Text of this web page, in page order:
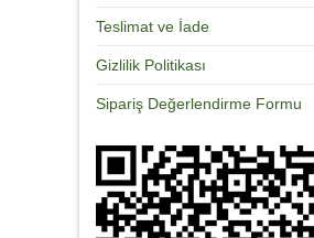
Teslimat ve İade
Gizlilik Politikası
Sipariş Değerlendirme Formu